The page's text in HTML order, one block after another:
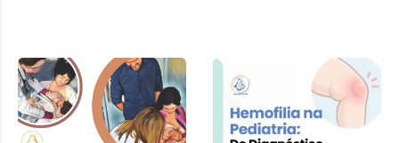
Cartilha SPDF –
Pediatra e
Amamentação